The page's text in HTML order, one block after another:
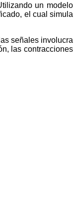
un modelo
el cual simula
señales involucra
las contracciones